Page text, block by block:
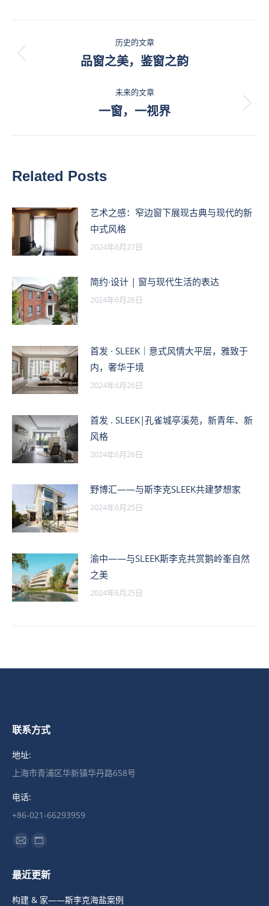
章
历史的文章
历
的
文
品窗之美，鉴窗之韵
未来的文章
未
一窗，一视界
Related Posts
艺术之感：窄边窗下展现古典与现代的新
中式风格
2024年6月27日
简约·设计 | 窗与现代生活的表达
2024年6月26日
首发 · SLEEK｜意式风情大平层，雅致于
内，奢华于境
2024年6月26日
首发 . SLEEK|孔雀城亭溪苑，新青年、新
风格
2024年6月26日
野博汇——与斯李克SLEEK共建梦想家
2024年6月25日
渝中——与SLEEK斯李克共赏鹅岭峯自然
之美
2024年6月25日
联系方式
地址:
上海市青浦区华新镇华丹路658号
电话:
+86-021-66293959
找到我们：
Mail
opens
in
Website
opens
in
最近更新
构建 & 家——斯李克海盐案例